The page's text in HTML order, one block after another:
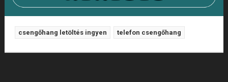
csengőhang letöltés ingyen telefon csengőhang